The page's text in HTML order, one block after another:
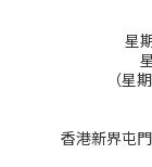
星
（星
香港新界屯